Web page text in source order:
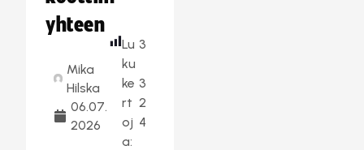
yhteen
Mika
Hilska
06.07.
2026
Lu
ku
ke
rt
oj
a:
3
3
2
4